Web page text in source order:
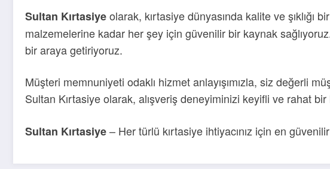
Sultan Kırtasiyeolarak, kırtasiye dünyasında kalite ve
malzemelerine kadar her şey için güvenilir bir kaynak
bir araya getiriyoruz.
Müşteri memnuniyeti odaklı hizmet anlayışımızla, siz değerli
Sultan Kırtasiye olarak, alışveriş deneyiminizi keyifli ve rahat bir
Sultan Kırtasiye– Her türlü kırtasiye ihtiyacınız için en